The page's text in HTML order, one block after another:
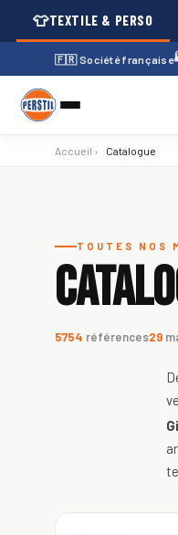
👕TEXTILE & PERSO
🇫🇷 Société française
Accueil › Catalogue
TOUTES NOS
5754 références29